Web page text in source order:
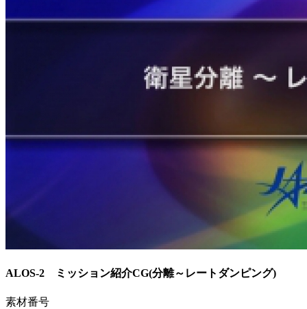
ALOS-2 ミッション紹介CG(分離～レートダンピング)
素材番号